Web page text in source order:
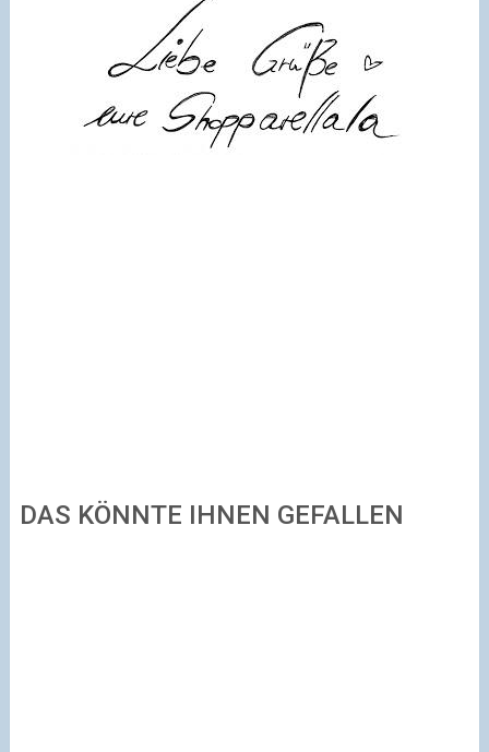
DAS KÖNNTE IHNEN GEFALLEN